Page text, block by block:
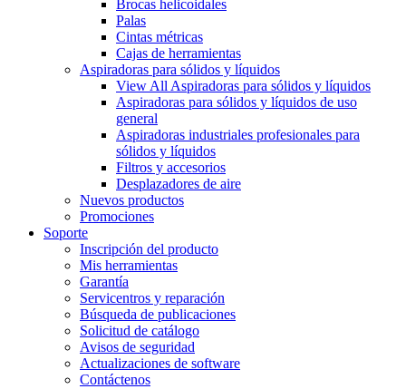
Brocas helicoidales
Palas
Cintas métricas
Cajas de herramientas
Aspiradoras para sólidos y líquidos
View All Aspiradoras para sólidos y líquidos
Aspiradoras para sólidos y líquidos de uso
general
Aspiradoras industriales profesionales para
sólidos y líquidos
Filtros y accesorios
Desplazadores de aire
Nuevos productos
Promociones
Soporte
Inscripción del producto
Mis herramientas
Garantía
Servicentros y reparación
Búsqueda de publicaciones
Solicitud de catálogo
Avisos de seguridad
Actualizaciones de software
Contáctenos